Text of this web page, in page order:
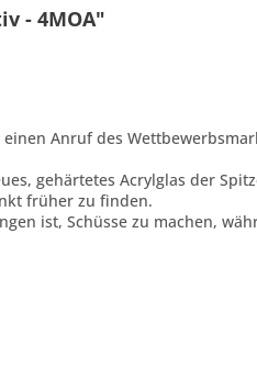
- 4MOA"
Anruf des
gehärtetes Acrylglas der
früher zu finden.
ist, Schüsse zu machen,